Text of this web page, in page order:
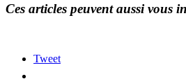
Ces articles peuvent aussi vous
Tweet